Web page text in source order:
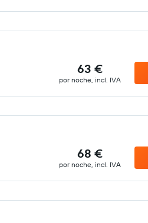
63 €
por noche, incl. IVA
68 €
por noche, incl. IVA